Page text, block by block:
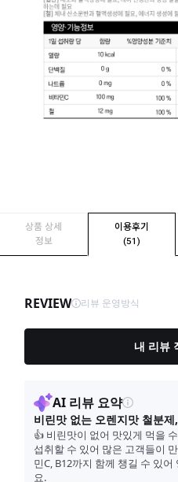
상품 상세
정보
이용후기
(51)